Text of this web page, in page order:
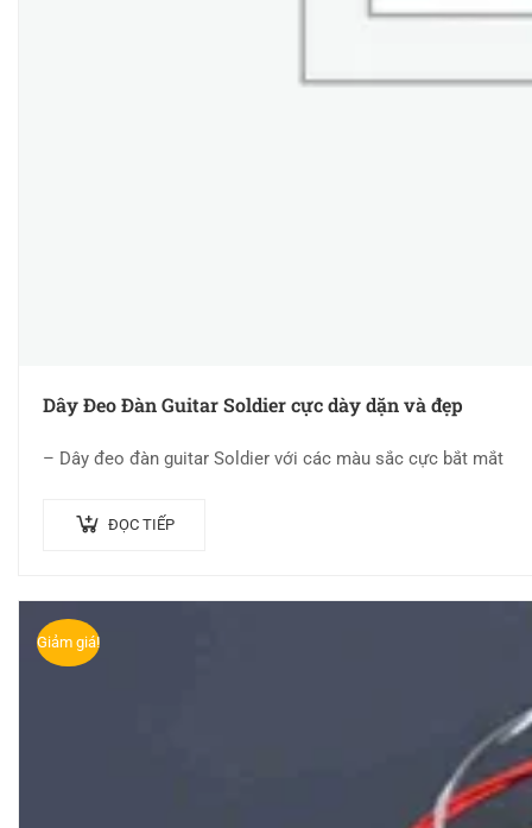
Dây Đeo Đàn Guitar Soldier cực dày dặn và đẹp
– Dây đeo đàn guitar Soldier với các màu sắc cực bắt mắt
ĐỌC TIẾP
Giảm giá!